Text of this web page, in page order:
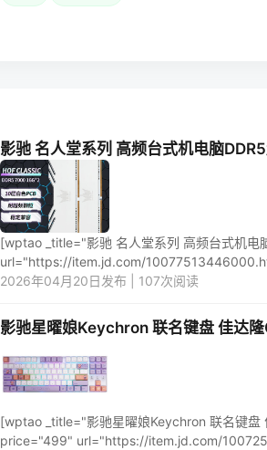
影驰 名人堂系列 高频台式机电脑
[wptao _title="影驰 名人堂系列 高频台式机
url="https://item.jd.com/
2026年04月20日发布 | 107次阅读
影驰星曜娘Keychron 联名键盘 佳达
[wptao _title="影驰星曜娘Keychron 联名键盘
price="499" url="https://item.jd.com/